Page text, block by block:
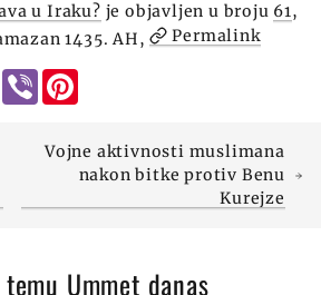
u Iraku? je objavljen u broju 61,
1435. AH,
Permalink
WhatsApp
Viber
Vojne aktivnosti muslimana
nakon bitke protiv Benu
Kurejze
Ummet danas